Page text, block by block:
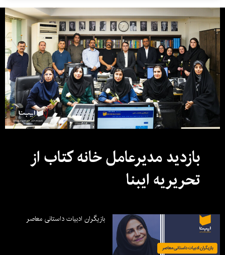
بازدید مدیرعامل خانه کتاب از
تحریریه ایبنا
بازیگران ادبیات داستانی معاصر